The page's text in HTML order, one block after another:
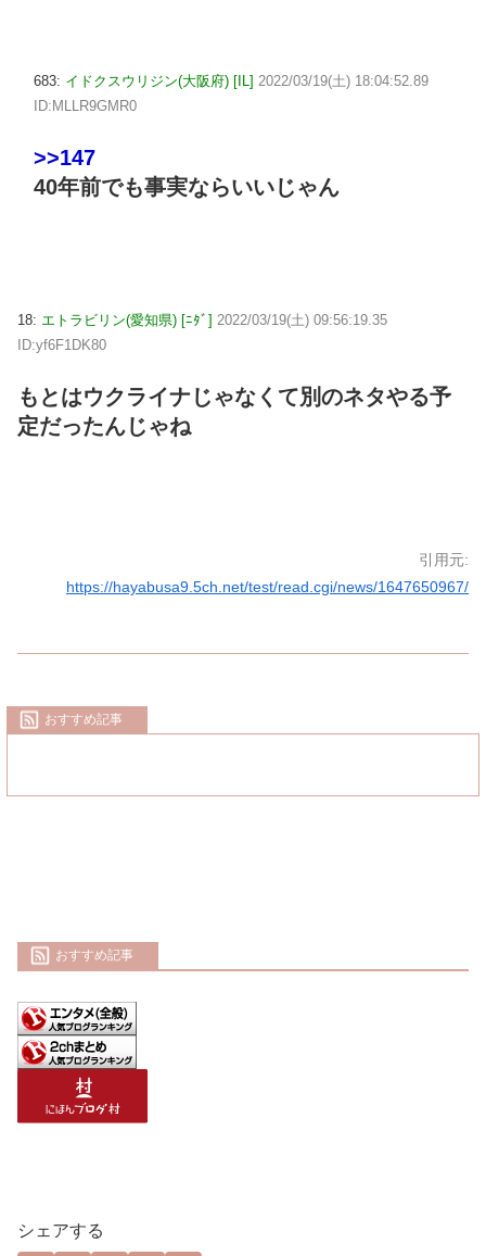
683: イドクスウリジン(大阪府) [IL] 2022/03/19(土) 18:04:52.89
ID:MLLR9GMR0
>>147
40年前でも事実ならいいじゃん
18: エトラビリン(愛知県) [ﾆﾀﾞ] 2022/03/19(土) 09:56:19.35
ID:yf6F1DK80
もとはウクライナじゃなくて別のネタやる予
定だったんじゃね
引用元:
https://hayabusa9.5ch.net/test/read.cgi/news/1647650967/
おすすめ記事
おすすめ記事
シェアする